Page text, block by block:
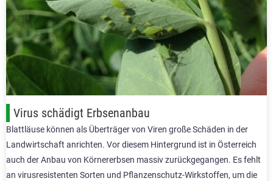
Virus schädigt Erbsenanbau
Blattläuse können als Überträger von Viren große Schäden in der
Landwirtschaft anrichten. Vor diesem Hintergrund ist in Österreich
auch der Anbau von Körnererbsen massiv zurückgegangen. Es fehlt
an virusresistenten Sorten und Pflanzenschutz-Wirkstoffen, um die